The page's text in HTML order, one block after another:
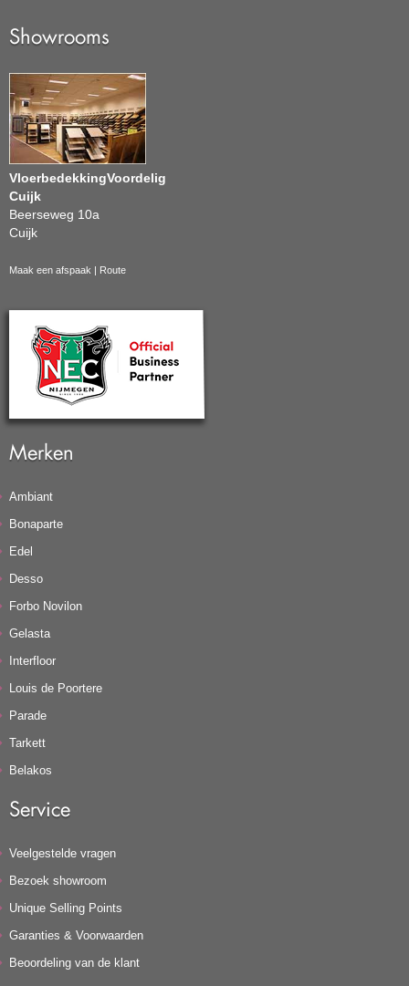
Showrooms
VloerbedekkingVoordelig
Cuijk
Beerseweg 10a
Cuijk
Maak een afspaak Route
Merken
Ambiant
Bonaparte
Edel
Desso
Forbo Novilon
Gelasta
Interfloor
Louis de Poortere
Parade
Tarkett
Belakos
Service
Veelgestelde vragen
Bezoek showroom
Unique Selling Points
Garanties & Voorwaarden
Beoordeling van de klant